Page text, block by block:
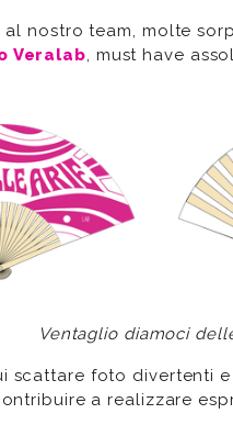
nostro team, molte
Veralab, must have
Ventaglio diamoci
scattare foto divertenti
a realizzare